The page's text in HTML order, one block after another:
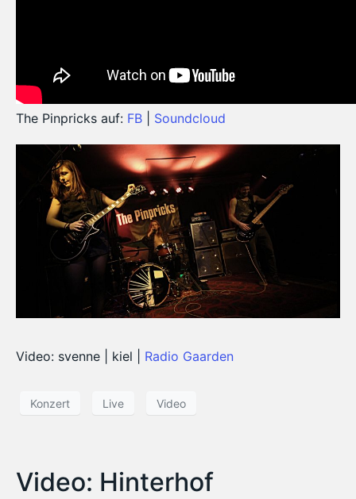
The Pinpricks auf: FB Soundcloud
Video: svenne | kiel | Radio Gaarden
Konzert Live Video
Video: Hinterhof